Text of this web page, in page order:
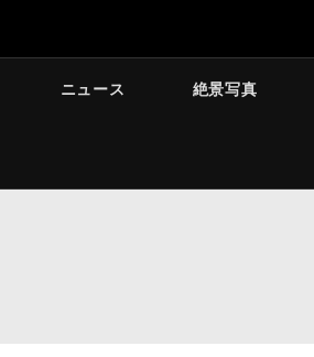
ニュース 絶景写真